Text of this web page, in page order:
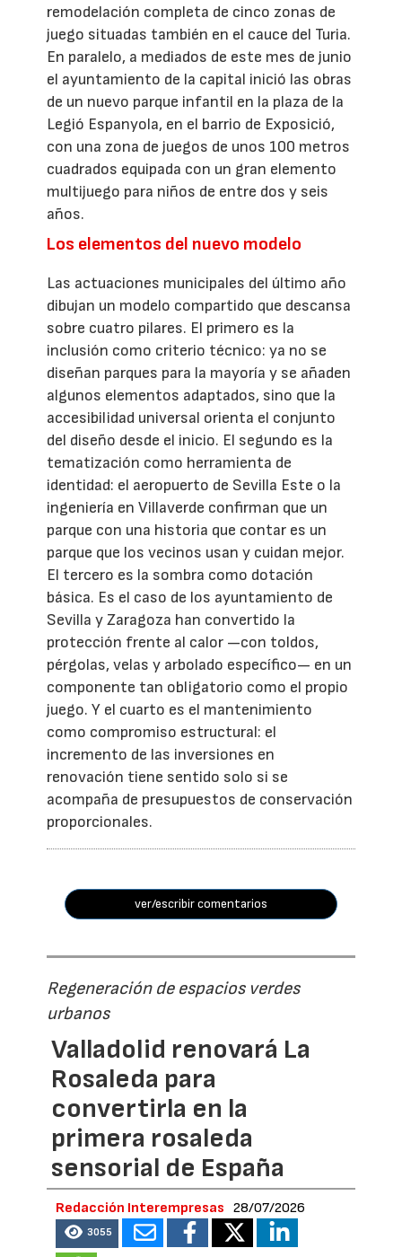
remodelación completa de cinco zonas de
juego situadas también en el cauce del Turia.
En paralelo, a mediados de este mes de junio
el ayuntamiento de la capital inició las obras
de un nuevo parque infantil en la plaza de la
Legió Espanyola, en el barrio de Exposició,
con una zona de juegos de unos 100 metros
cuadrados equipada con un gran elemento
multijuego para niños de entre dos y seis
años.
Los elementos del nuevo modelo
Las actuaciones municipales del último año
dibujan un modelo compartido que descansa
sobre cuatro pilares. El primero es la
inclusión como criterio técnico: ya no se
diseñan parques para la mayoría y se añaden
algunos elementos adaptados, sino que la
accesibilidad universal orienta el conjunto
del diseño desde el inicio. El segundo es la
tematización como herramienta de
identidad: el aeropuerto de Sevilla Este o la
ingeniería en Villaverde confirman que un
parque con una historia que contar es un
parque que los vecinos usan y cuidan mejor.
El tercero es la sombra como dotación
básica. Es el caso de los ayuntamiento de
Sevilla y Zaragoza han convertido la
protección frente al calor —con toldos,
pérgolas, velas y arbolado específico— en un
componente tan obligatorio como el propio
juego. Y el cuarto es el mantenimiento
como compromiso estructural: el
incremento de las inversiones en
renovación tiene sentido solo si se
acompaña de presupuestos de conservación
proporcionales.
ver/escribir comentarios
Regeneración de espacios verdes
urbanos
Valladolid renovará La
Rosaleda para
convertirla en la
primera rosaleda
sensorial de España
Redacción Interempresas 28/07/2026
3055